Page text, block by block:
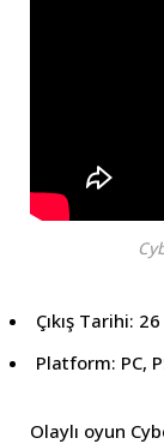
Çıkış Tarihi:
Platform: PC,
Olaylı oyun